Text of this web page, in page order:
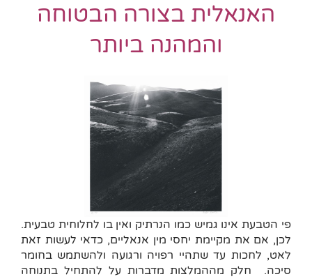
האנאלית בצורה הבטוחה
והמהנה ביותר
פי הטבעת אינו גמיש כמו הנרתיק ואין בו לחלוחית טבעית.
לכן, אם את מקיימת יחסי מין אנאליים, כדאי לעשות זאת
לאט, לחכות עד שתהיי רפויה ורגועה ולהשתמש בחומר
סיכה. חלק מההמלצות מדברות על להתחיל בתנוחה